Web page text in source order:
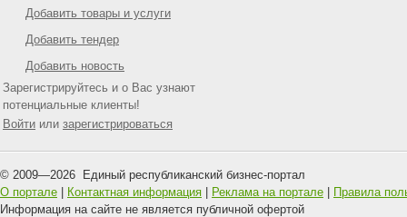
Добавить товары и услуги
Добавить тендер
Добавить новость
Зарегистрируйтесь и о Вас узнают
потенциальные клиенты!
Войти или зарегистрироваться
© 2009—2026 Единый республиканский бизнес-портал
О портале
Контактная информация Реклама на портале
Правила
Информация на сайте не является публичной офертой